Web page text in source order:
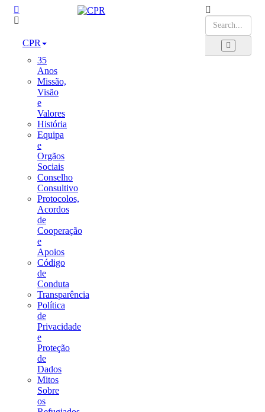
CPR
35
Anos
Missão,
Visão
e
Valores
História
Equipa
e
Orgãos
Sociais
Conselho
Consultivo
Protocolos,
Acordos
de
Cooperação
e
Apoios
Código
de
Conduta
Transparência
Política
de
Privacidade
e
Proteção
de
Dados
Mitos
Sobre
os